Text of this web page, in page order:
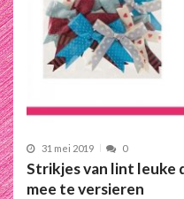
31 mei 2019 0
Strikjes van lint leuke
mee te versieren